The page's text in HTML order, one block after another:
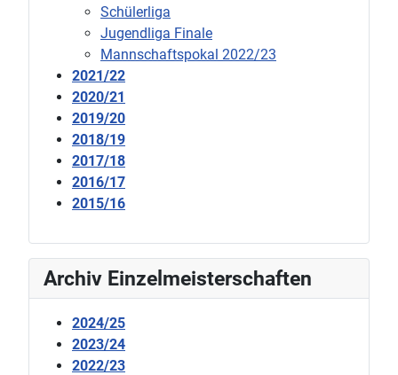
Schülerliga
Jugendliga Finale
Mannschaftspokal 2022/23
2021/22
2020/21
2019/20
2018/19
2017/18
2016/17
2015/16
Archiv Einzelmeisterschaften
2024/25
2023/24
2022/23